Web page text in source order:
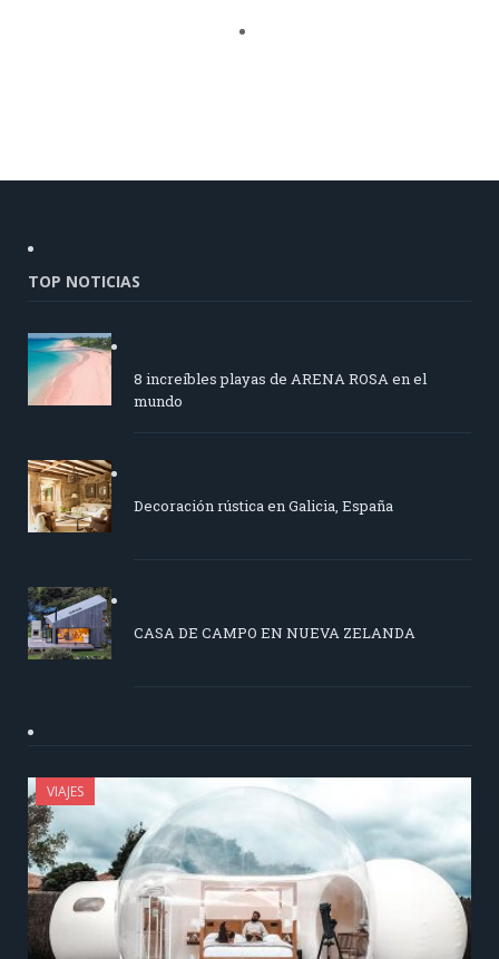
TOP NOTICIAS
8 increíbles playas de ARENA ROSA en el
mundo
Decoración rústica en Galicia, España
CASA DE CAMPO EN NUEVA ZELANDA
VIAJES